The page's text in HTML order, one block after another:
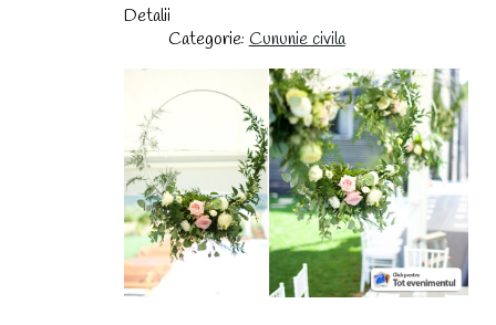
Detalii
Categorie: Cununie civila